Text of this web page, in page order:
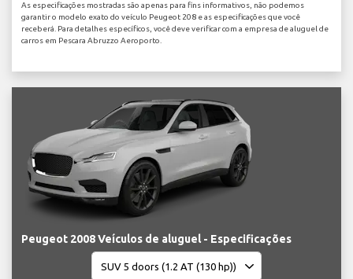
As especificações mostradas são apenas para fins informativos, não podemos
garantir o modelo exato do veículo Peugeot 208 e as especificações que você
receberá. Para detalhes específicos, você deve verificar com a empresa de aluguel de
carros em Pescara Abruzzo Aeroporto.
Peugeot 2008 Veículos de aluguel - Especificações